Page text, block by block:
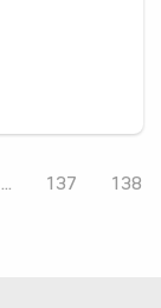
... 137 138